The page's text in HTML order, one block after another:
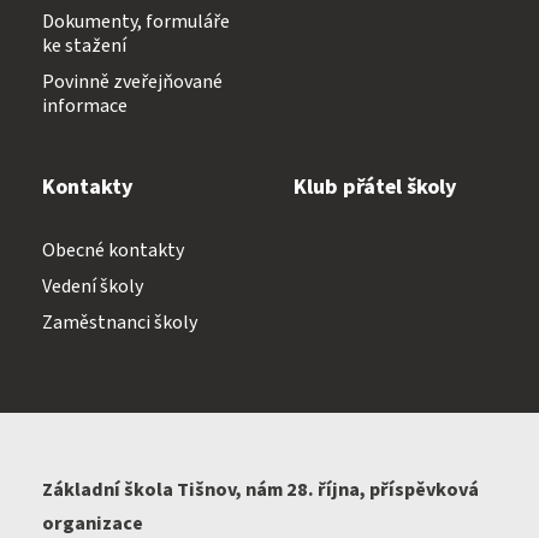
Dokumenty, formuláře
ke stažení
Povinně zveřejňované
informace
Kontakty
Obecné kontakty
Vedení školy
Zaměstnanci školy
Klub přátel školy
Základní škola Tišnov, nám 28. října, příspěvková
organizace